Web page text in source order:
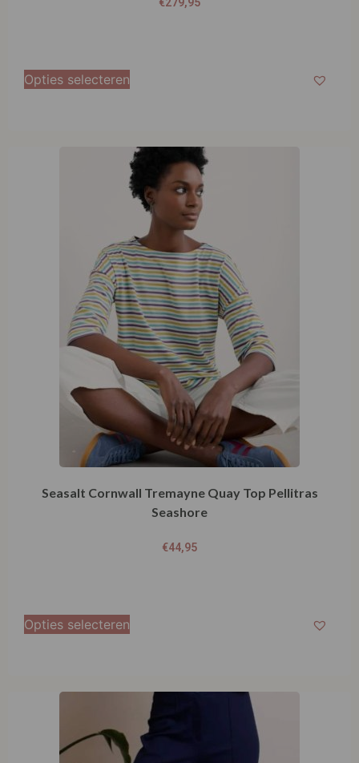
Opties selecteren
Seasalt Cornwall Tremayne Quay Top Pellitras
Seashore
€44,95
Opties selecteren